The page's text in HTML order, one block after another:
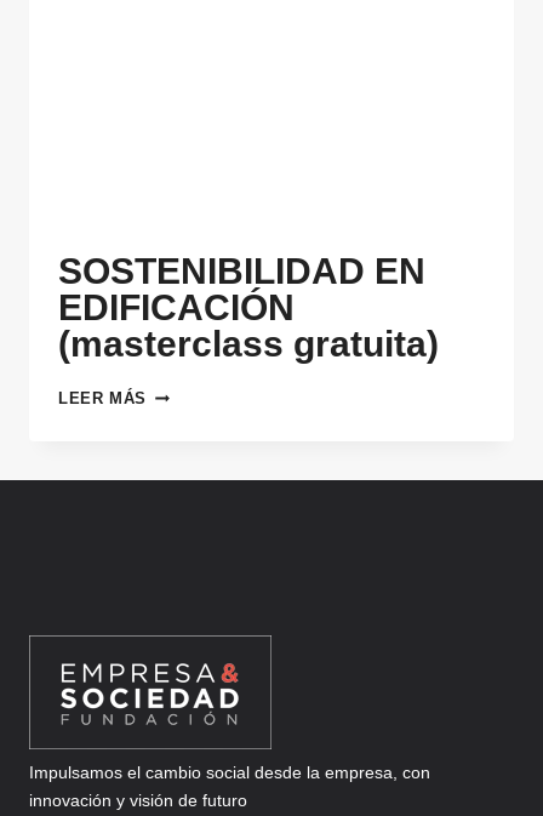
SOSTENIBILIDAD EN
EDIFICACIÓN
(masterclass gratuita)
LEER MÁS SOSTENIBILIDAD
Impulsamos el cambio social desde la empresa, con
innovación y visión de futuro